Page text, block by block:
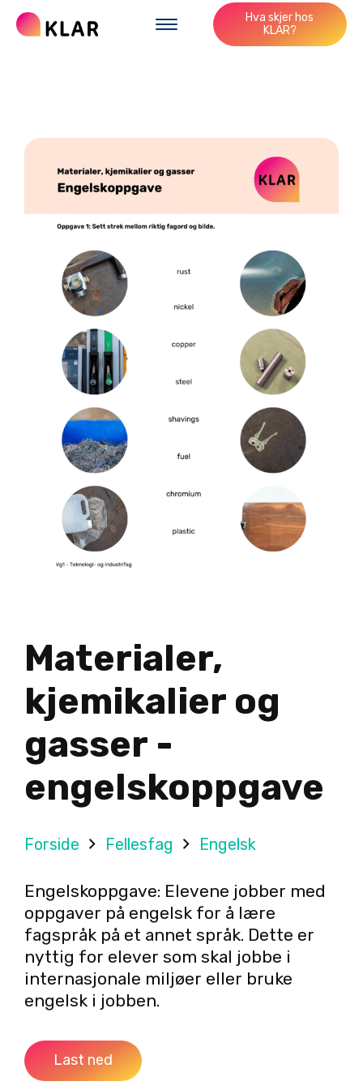
Hva skjer hos
KLAR?
Materialer,
kjemikalier og
gasser -
engelskoppgave
Forside Fellesfag Engelsk
Engelskoppgave: Elevene jobber med
oppgaver på engelsk for å lære
fagspråk på et annet språk. Dette er
nyttig for elever som skal jobbe i
internasjonale miljøer eller bruke
engelsk i jobben.
Last ned